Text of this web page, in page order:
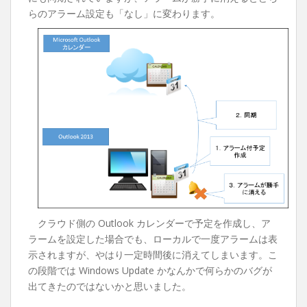
らのアラーム設定も「なし」に変わります。
クラウド側の Outlook カレンダーで予定を作成し、ア
ラームを設定した場合でも、ローカルで一度アラームは表
示されますが、やはり一定時間後に消えてしまいます。こ
の段階では Windows Update かなんかで何らかのバグが
出てきたのではないかと思いました。